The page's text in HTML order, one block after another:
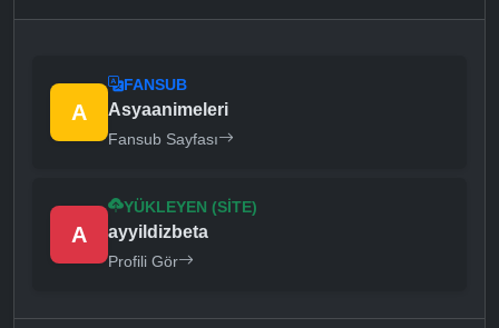
A
FANSUB
Asyaanimeleri
Fansub Sayfası
A
YÜKLEYEN (SITE)
ayyildizbeta
Profili Gör